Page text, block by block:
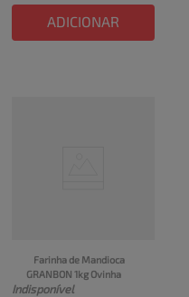
ADICIONAR
Farinha de Mandioca
GRANBON 1kg Ovinha
Indisponível